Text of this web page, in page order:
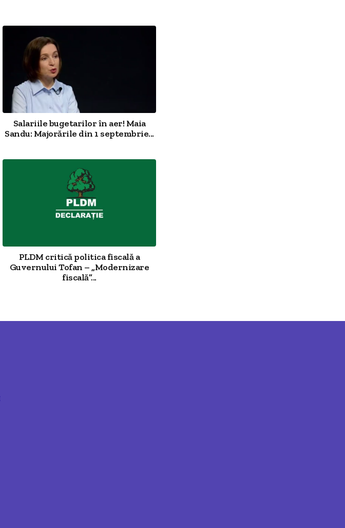
Salariile bugetarilor în aer! Maia
Sandu: Majorările din 1 septembrie...
PLDM critică politica fiscală a
Guvernului Tofan – „Modernizare
fiscală”...